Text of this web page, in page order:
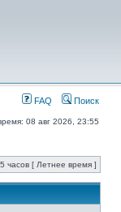
FAQ Поиск
08 авг 2026, 23:55
часов [ Летнее время ]